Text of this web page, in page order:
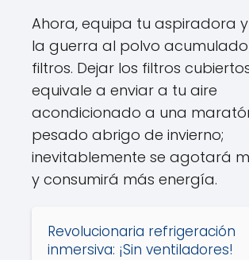
Ahora, equipa tu aspiradora
la guerra al polvo acumulado
filtros. Dejar los filtros
equivale a enviar a tu aire
acondicionado a una
pesado abrigo de invierno;
inevitablemente se agotará
y consumirá más energía.
Revolucionaria refrigeración
inmersiva: ¡Sin ventiladores!